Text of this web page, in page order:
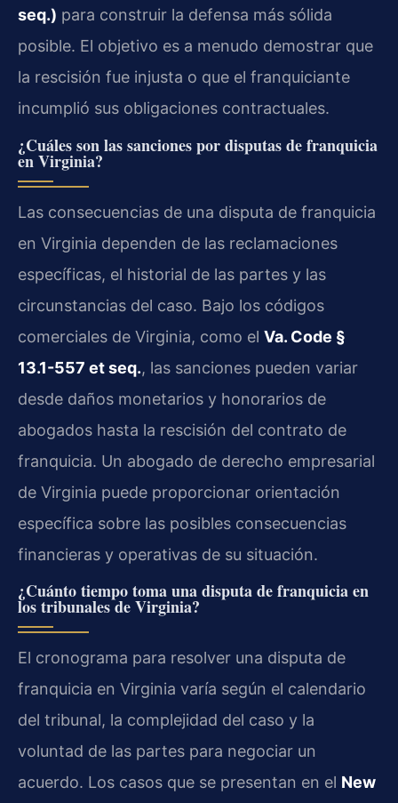
seq.) para construir la defensa más sólida
posible. El objetivo es a menudo demostrar que
la rescisión fue injusta o que el franquiciante
incumplió sus obligaciones contractuales.
¿Cuáles son las sanciones por disputas de franquicia
en Virginia?
Las consecuencias de una disputa de franquicia
en Virginia dependen de las reclamaciones
específicas, el historial de las partes y las
circunstancias del caso. Bajo los códigos
comerciales de Virginia, como el Va. Code §
13.1-557 et seq., las sanciones pueden variar
desde daños monetarios y honorarios de
abogados hasta la rescisión del contrato de
franquicia. Un abogado de derecho empresarial
de Virginia puede proporcionar orientación
específica sobre las posibles consecuencias
financieras y operativas de su situación.
¿Cuánto tiempo toma una disputa de franquicia en
los tribunales de Virginia?
El cronograma para resolver una disputa de
franquicia en Virginia varía según el calendario
del tribunal, la complejidad del caso y la
voluntad de las partes para negociar un
acuerdo. Los casos que se presentan en el New